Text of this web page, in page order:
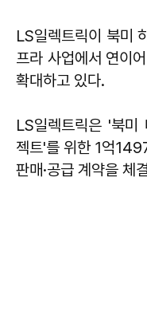
LS일렉트릭이 북미
프라 사업에서 연이
확대하고 있다.
LS일렉트릭은 '북미
젝트'를 위한 1억
판매·공급 계약을 체